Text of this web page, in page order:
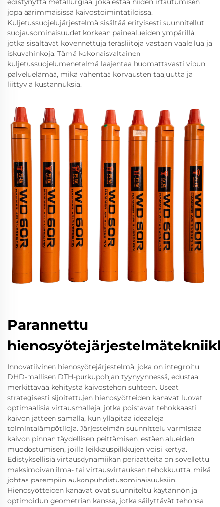
edistynyttä metallurgiaa, joka estää niiden irtautumisen
jopa äärimmäisissä kaivostoimintatiloissa.
Kuljetussuojelujärjestelmä sisältää erityisesti suunnitellut
suojausominaisuudet korkean painealueiden ympärillä,
jotka sisältävät kovennettuja teräsliitoja vastaan vaaleilua ja
iskuvahinkoja. Tämä kokonaisvaltainen
kuljetussuojelumenetelmä laajentaa huomattavasti vipun
palveluelämää, mikä vähentää korvausten taajuutta ja
liittyviä kustannuksia.
Parannettu
Innovatiivinen hienosyötejärjestelmä, joka on integroitu
DHD-mallisen DTH-purkupohjan tyynyynnessä, edustaa
merkittävää kehitystä kaivostehon suhteen. Useat
strategisesti sijoitettujen hienosyötteiden kanavat luovat
optimaalisia virtausmalleja, jotka poistavat tehokkaasti
kaivon jätteen samalla, kun ylläpitää ideaaleja
toimintalämpötiloja. Järjestelmän suunnittelu varmistaa
kaivon pinnan täydellisen peittämisen, estäen alueiden
muodostumisen, joilla leikkauspilkkujen voisi kertyä.
Edistyksellisiä virtausdynamiikan periaatteita on sovellettu
maksimoivan ilma- tai virtausvirtauksen tehokkuutta, mikä
johtaa parempiin aukonpuhdistusominaisuuksiin.
Hienosyötteiden kanavat ovat suunniteltu käytännön ja
optimoidun geometrian kanssa, jotka säilyttävät tehonsa